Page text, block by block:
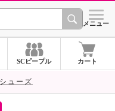
シ
メニュー
SCピープル カート
シューズ